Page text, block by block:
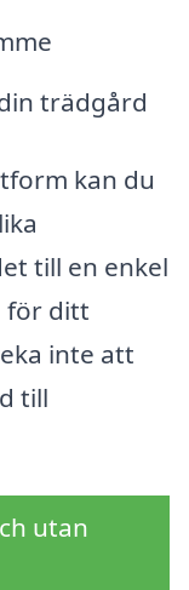
trädgård
kan du
till en enkel
för ditt
inte att
till
utan